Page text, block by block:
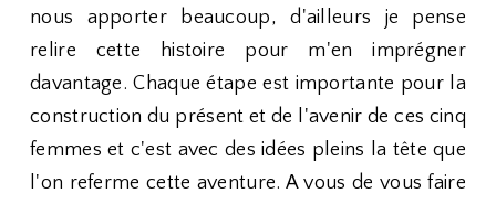
nous apporter beaucoup, d'ailleurs je pense
relire cette histoire pour m'en imprégner
davantage. Chaque étape est importante pour la
construction du présent et de l'avenir de ces cinq
femmes et c'est avec des idées pleins la tête que
l'on referme cette aventure. A vous de vous faire